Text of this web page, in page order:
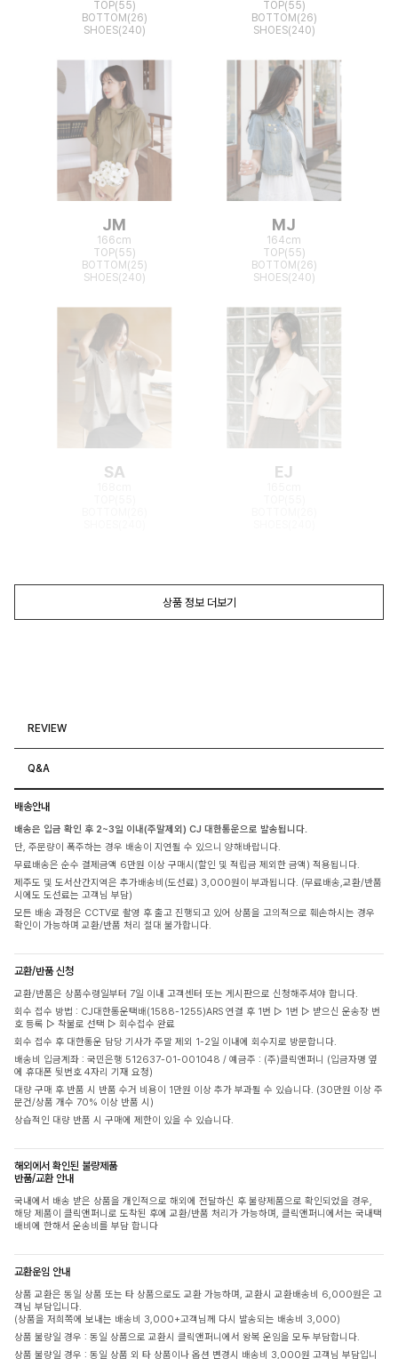
TOP(55)
BOTTOM(26)
SHOES(240)
TOP(55)
BOTTOM(26)
SHOES(240)
JM
166cm
TOP(55)
BOTTOM(25)
SHOES(240)
MJ
164cm
TOP(55)
BOTTOM(26)
SHOES(240)
SA EJ
상품 정보 더보기
REVIEW
Q&A
배송안내
배송은 입금 확인 후 2~3일 이내(주말제외) CJ 대한통운으로 발송됩니다.
단, 주문량이 폭주하는 경우 배송이 지연될 수 있으니 양해바랍니다.
무료배송은 순수 결제금액 6만원 이상 구매시(할인 및 적립금 제외한 금액) 적용됩니다.
제주도 및 도서산간지역은 추가배송비(도선료) 3,000원이 부과됩니다. (무료배송,교환/반품
시에도 도선료는 고객님 부담)
모든 배송 과정은 CCTV로 촬영 후 출고 진행되고 있어 상품을 고의적으로 훼손하시는 경우
확인이 가능하며 교환/반품 처리 절대 불가합니다.
교환/반품 신청
교환/반품은 상품수령일부터 7일 이내 고객센터 또는 게시판으로 신청해주셔야 합니다.
회수 접수 방법 : CJ대한통운택배(1588-1255)ARS 연결 후 1번 ▷ 1번 ▷ 받으신 운송장 번
호 등록 ▷ 착불로 선택 ▷ 회수접수 완료
회수 접수 후 대한통운 담당 기사가 주말 제외 1-2일 이내에 회수지로 방문합니다.
배송비 입금계좌 : 국민은행 512637-01-001048 / 예금주 : (주)클릭앤퍼니 (입금자명 옆
에 휴대폰 뒷번호 4자리 기재 요청)
대량 구매 후 반품 시 반품 수거 비용이 1만원 이상 추가 부과될 수 있습니다. (30만원 이상 주
문건/상품 개수 70% 이상 반품 시)
상습적인 대량 반품 시 구매에 제한이 있을 수 있습니다.
해외에서 확인된 불량제품
반품/교환 안내
국내에서 배송 받은 상품을 개인적으로 해외에 전달하신 후 불량제품으로 확인되었을 경우,
해당 제품이 클릭앤퍼니로 도착된 후에 교환/반품 처리가 가능하며, 클릭앤퍼니에서는 국내택
배비에 한해서 운송비를 부담 합니다
교환운임 안내
상품 교환은 동일 상품 또는 타 상품으로도 교환 가능하며, 교환시 교환배송비 6,000원은 고
객님 부담입니다.
(상품을 저희쪽에 보내는 배송비 3,000+고객님께 다시 발송되는 배송비 3,000)
상품 불량일 경우 : 동일 상품으로 교환시 클릭앤퍼니에서 왕복 운임을 모두 부담합니다.
상품 불량일 경우 : 동일 상품 외 타 상품이나 옵션 변경시 배송비 3,000원 고객님 부담입니